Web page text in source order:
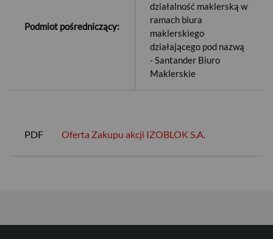
Podmiot pośredniczący:
działalność maklerską w
ramach biura
maklerskiego
działającego pod nazwą
- Santander Biuro
Maklerskie
PDF Oferta Zakupu akcji IZOBLOK S.A.